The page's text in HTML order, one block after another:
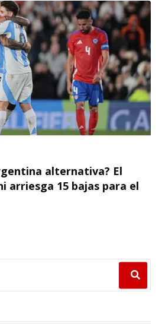
alternativa? El
arriesga 15 bajas para el